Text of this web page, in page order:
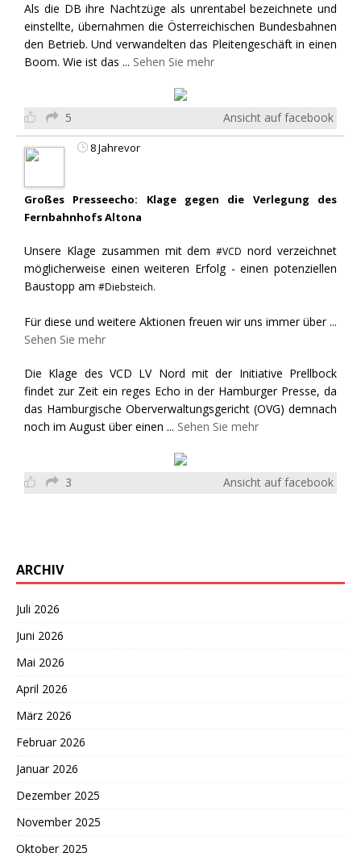
Als die DB ihre Nachtzüge als unrentabel bezeichnete und
einstellte, übernahmen die Österreichischen Bundesbahnen
den Betrieb. Und verwandelten das Pleitengeschäft in einen
Boom. Wie ist das ... Sehen Sie mehr
5 Ansicht auf facebook
8 Jahrevor
Großes Presseecho: Klage gegen die Verlegung des
Fernbahnhofs Altona
Unsere Klage zusammen mit dem#VCD nord verzeichnet
möglicherweise einen weiteren Erfolg - einen potenziellen
Baustopp am #Diebsteich.
Für diese und weitere Aktionen freuen wir uns immer über ...
Sehen Sie mehr
Die Klage des VCD LV Nord mit der Initiative Prellbock
findet zur Zeit ein reges Echo in der Hamburger Presse, da
das Hamburgische Oberverwaltungsgericht (OVG) demnach
noch im August über einen ... Sehen Sie mehr
3 Ansicht auf facebook
ARCHIV
Juli 2026
Juni 2026
Mai 2026
April 2026
März 2026
Februar 2026
Januar 2026
Dezember 2025
November 2025
Oktober 2025